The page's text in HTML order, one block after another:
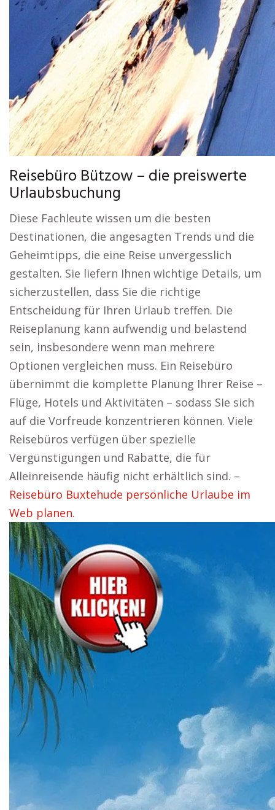
Reisebüro Bützow – die preiswerte
Urlaubsbuchung
Diese Fachleute wissen um die besten
Destinationen, die angesagten Trends und die
Geheimtipps, die eine Reise unvergesslich
gestalten. Sie liefern Ihnen wichtige Details, um
sicherzustellen, dass Sie die richtige
Entscheidung für Ihren Urlaub treffen. Die
Reiseplanung kann aufwendig und belastend
sein, insbesondere wenn man mehrere
Optionen vergleichen muss. Ein Reisebüro
übernimmt die komplette Planung Ihrer Reise –
Flüge, Hotels und Aktivitäten – sodass Sie sich
auf die Vorfreude konzentrieren können. Viele
Reisebüros verfügen über spezielle
Vergünstigungen und Rabatte, die für
Alleinreisende häufig nicht erhältlich sind. –
Reisebüro Buxtehude persönliche Urlaube im
Web planen.